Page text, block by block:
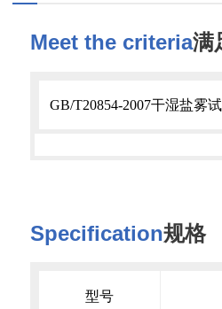
Meet the criteria满
GB/T20854-2007干湿盐雾
Specification规格
型号